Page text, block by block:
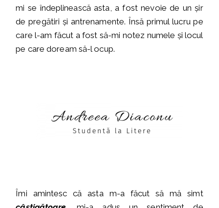
mi se îndeplinească asta, a fost nevoie de un șir
de pregătiri și antrenamente. Însă primul lucru pe
care l-am făcut a fost să-mi notez numele și locul
pe care doream să-l ocup.
Îmi amintesc că asta m-a făcut să mă simt